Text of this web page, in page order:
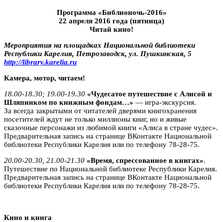
Программа «Библионочь-2016»
22 апреля 2016 года (пятница)
Читай кино!
Мероприятия на площадках Национальной библиотеки
Республики Карелия, Петрозаводск, ул. Пушкинская, 5
http://library.karelia.ru
Камера, мотор, читаем!
18.00-18.30; 19.00-19.30 «Чудесатое путешествие c Алисой и
Шляпником по книжным фондам…» — игра-экскурсия.
За всегда закрытыми от читателей дверями книгохранения
посетителей ждут не только миллионы книг, но и живые
сказочные персонажи из любимой книги «Алиса в стране чудес».
Предварительная запись на странице ВКонтакте Национальной
библиотеки Республики Карелия или по телефону 78-28-75.
20.00-20.30, 21.00-21.30 «Время, спрессованное в книгах».
Путешествие по Национальной библиотеке Республики Карелия.
Предварительная запись на странице ВКонтакте Национальной
библиотеки Республики Карелия или по телефону 78-28-75.
Кино и книга